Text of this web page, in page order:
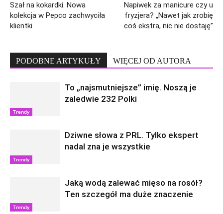
Szał na kokardki. Nowa
kolekcja w Pepco zachwyciła
klientki
Napiwek za manicure czy u
fryzjera? „Nawet jak zrobię
coś ekstra, nic nie dostaję”
PODOBNE ARTYKUŁY WIĘCEJ OD AUTORA
Trendy
To „najsmutniejsze” imię. Noszą je
zaledwie 232 Polki
Trendy
Dziwne słowa z PRL. Tylko ekspert
nadal zna je wszystkie
Trendy
Jaką wodą zalewać mięso na rosół?
Ten szczegół ma duże znaczenie